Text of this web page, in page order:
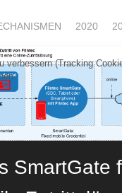
2020
SmartGate
verbessern (Tracking